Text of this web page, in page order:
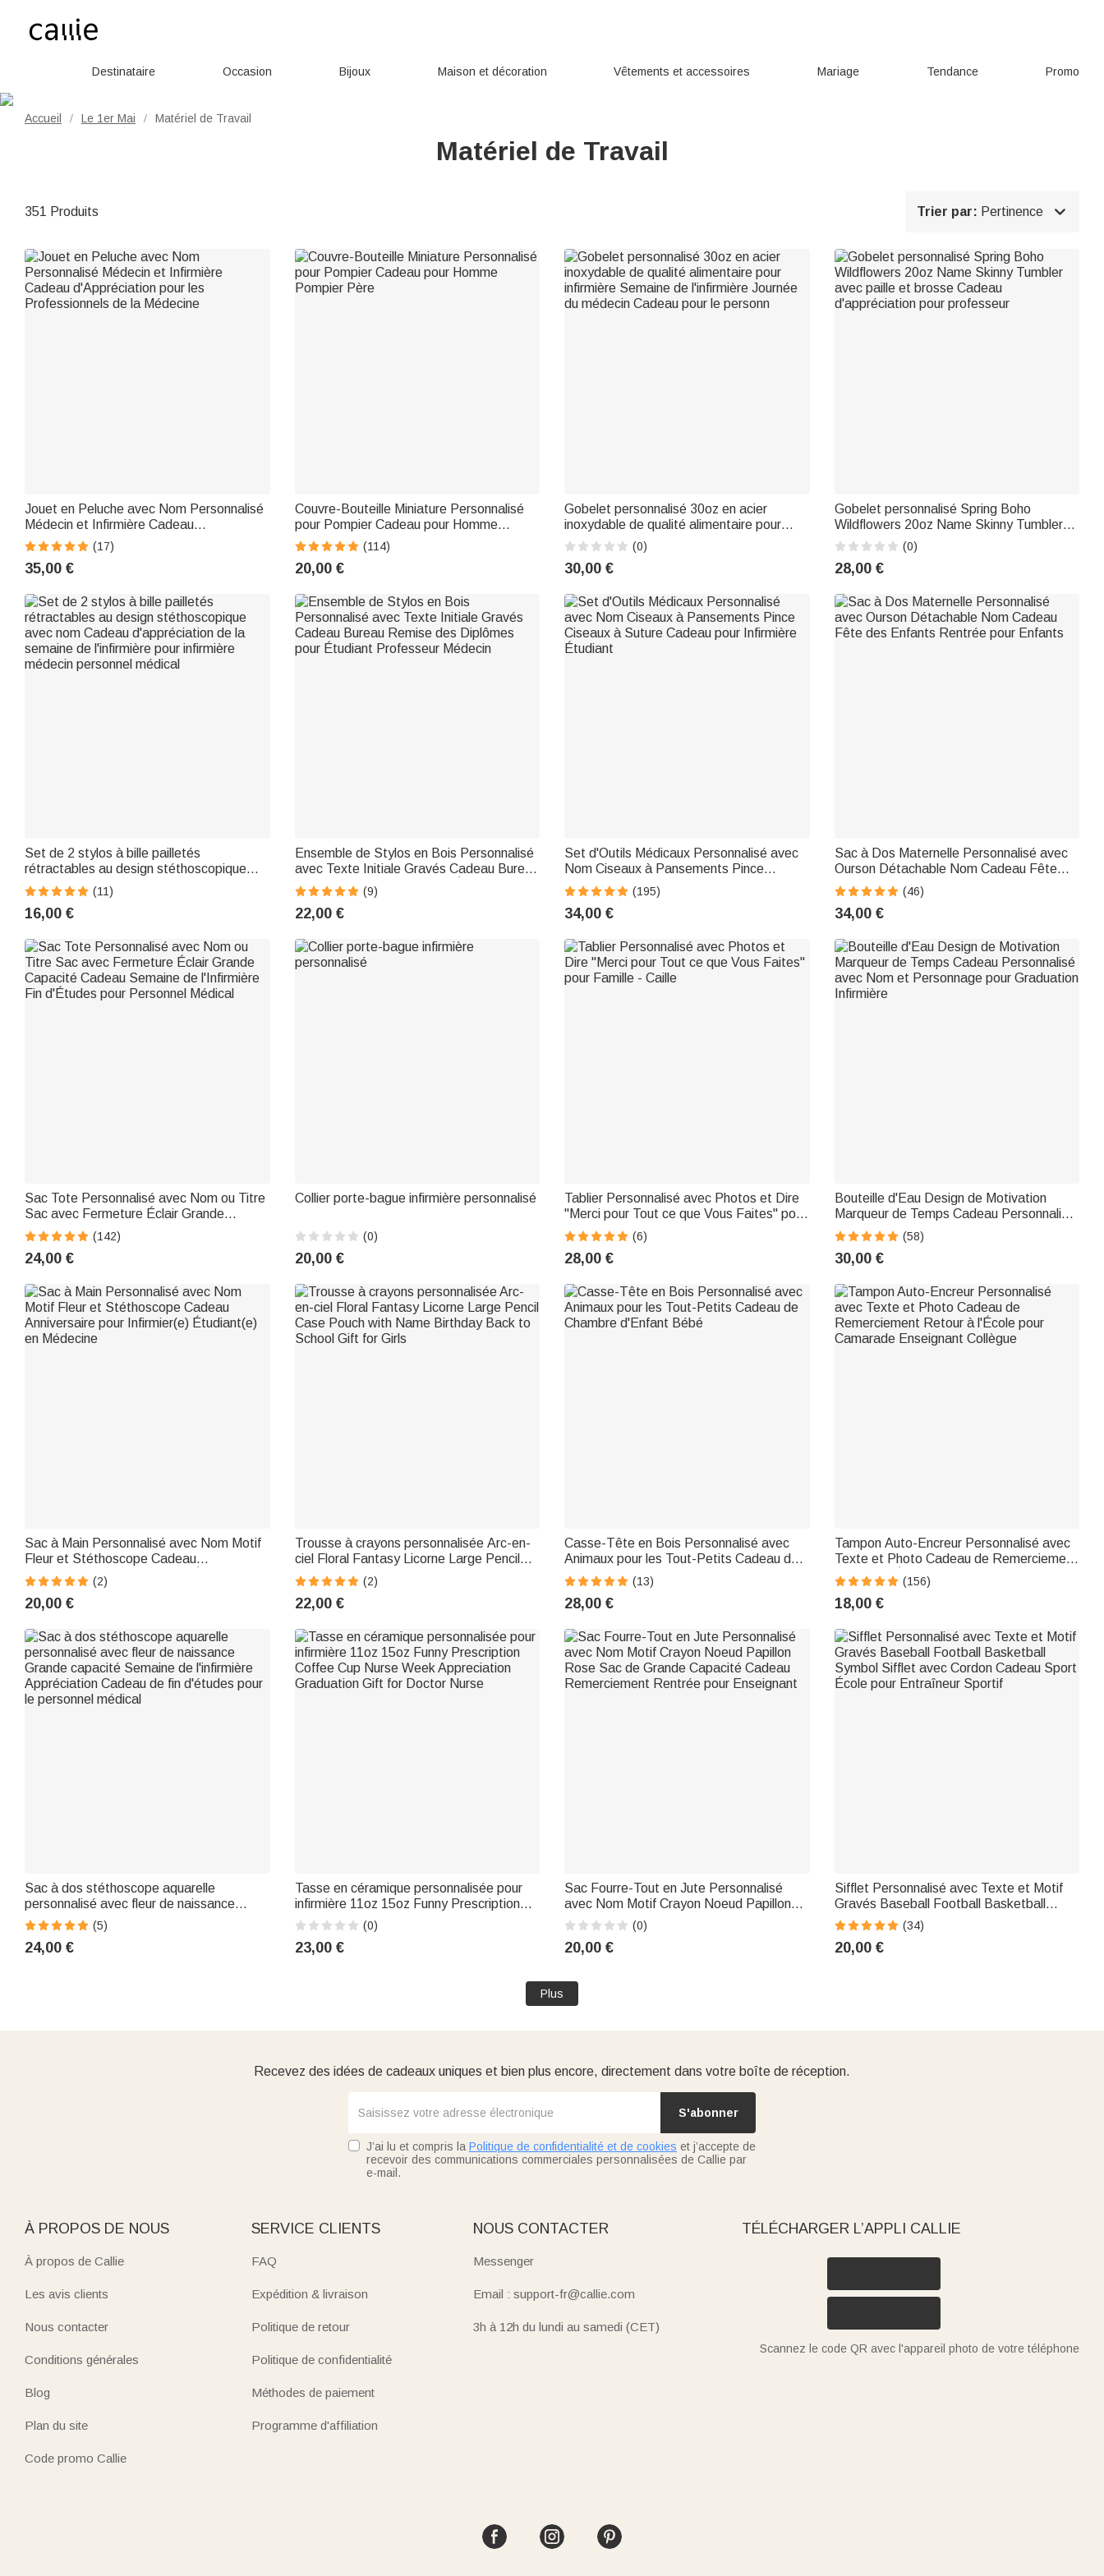
Destinataire Occasion Bijoux Maison et décoration Vêtements et accessoires Mariage Tendance Promo
Accueil / Le 1er Mai / Matériel de Travail
Matériel de Travail
351 Produits Trier par: Pertinence 
Jouet en Peluche avec Nom Personnalisé
Médecin et Infirmière Cadeau
d'Appréciation pour les Professionnels de
la Médecine
(17)
35,00 €
Couvre-Bouteille Miniature Personnalisé
pour Pompier Cadeau pour Homme
Pompier Père(114)
20,00 €
Gobelet personnalisé 30oz en acier
inoxydable de qualité alimentaire pour
infirmière Semaine de l'infirmière Journée
du médecin Cadeau pour le personn
(0)
30,00 €
Gobelet personnalisé Spring Boho
Wildflowers 20oz Name Skinny Tumbler
avec paille et brosse Cadeau
d'appréciation pour professeur
(0)
28,00 €
Set de 2 stylos à bille pailletés
rétractables au design stéthoscopique
avec nom Cadeau d'appréciation de la
semaine de l'infirmière pour infirmière
médecin personnel médical
(11)
16,00 €
Ensemble de Stylos en Bois Personnalisé
avec Texte Initiale Gravés Cadeau Bureau
Remise des Diplômes pour Étudiant
Professeur Médecin
(9)
22,00 €
Set d'Outils Médicaux Personnalisé avec
Nom Ciseaux à Pansements Pince
Ciseaux à Suture Cadeau pour Infirmière
Étudiant
(195)
34,00 €
Sac à Dos Maternelle Personnalisé avec
Ourson Détachable Nom Cadeau Fête
des Enfants Rentrée pour Enfants
(46)
34,00 €
Sac Tote Personnalisé avec Nom ou Titre
Sac avec Fermeture Éclair Grande
Capacité Cadeau Semaine de l'Infirmière
Fin d'Études pour Personnel Médical
(142)
24,00 €
Collier porte-bague infirmière personnalisé
(0)
20,00 €
Tablier Personnalisé avec Photos et Dire
''Merci pour Tout ce que Vous Faites'' pour
Famille - Caille
(6)
28,00 €
Bouteille d'Eau Design de Motivation
Marqueur de Temps Cadeau Personnalisé
avec Nom et Personnage pour Graduation
Infirmière
(58)
30,00 €
Sac à Main Personnalisé avec Nom Motif
Fleur et Stéthoscope Cadeau
Anniversaire pour Infirmier(e) Étudiant(e)
en Médecine
(2)
20,00 €
Trousse à crayons personnalisée Arc-en-
ciel Floral Fantasy Licorne Large Pencil
Case Pouch with Name Birthday Back to
School Gift for Girls
(2)
22,00 €
Casse-Tête en Bois Personnalisé avec
Animaux pour les Tout-Petits Cadeau de
Chambre d'Enfant Bébé
(13)
28,00 €
Tampon Auto-Encreur Personnalisé avec
Texte et Photo Cadeau de Remerciement
Retour à l'École pour Camarade
Enseignant Collègue
(156)
18,00 €
Sac à dos stéthoscope aquarelle
personnalisé avec fleur de naissance
Grande capacité Semaine de l'infirmière
Appréciation Cadeau de fin d'études pour
le personnel médical
(5)
24,00 €
Tasse en céramique personnalisée pour
infirmière 11oz 15oz Funny Prescription
Coffee Cup Nurse Week Appreciation
Graduation Gift for Doctor Nurse
(0)
23,00 €
Sac Fourre-Tout en Jute Personnalisé
avec Nom Motif Crayon Noeud Papillon
Rose Sac de Grande Capacité Cadeau
Remerciement Rentrée pour Enseignant
(0)
20,00 €
Sifflet Personnalisé avec Texte et Motif
Gravés Baseball Football Basketball
Symbol Sifflet avec Cordon Cadeau Sport
École pour Entraîneur Sportif
(34)
20,00 €
Plus
Recevez des idées de cadeaux uniques et bien plus encore, directement dans votre boîte de réception.
S'abonner
J’ai lu et compris la Politique de confidentialité et de cookies et j’accepte de
recevoir des communications commerciales personnalisées de Callie par
e-mail.
À PROPOS DE NOUS
À propos de Callie
Les avis clients
Nous contacter
Conditions générales
Blog
Plan du site
Code promo Callie
SERVICE CLIENTS
FAQ
Expédition & livraison
Politique de retour
Politique de confidentialité
Méthodes de paiement
Programme d'affiliation
NOUS CONTACTER
Messenger
Email : support-fr@callie.com
3h à 12h du lundi au samedi (CET)
TÉLÉCHARGER L’APPLI CALLIE
Scannez le code QR avec l'appareil photo de votre téléphone